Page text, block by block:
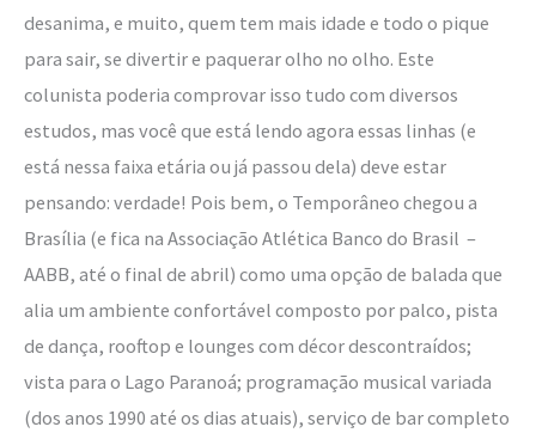
desanima, e muito, quem tem mais idade e todo o pique
para sair, se divertir e paquerar olho no olho. Este
colunista poderia comprovar isso tudo com diversos
estudos, mas você que está lendo agora essas linhas (e
está nessa faixa etária ou já passou dela) deve estar
pensando: verdade! Pois bem, o Temporâneo chegou a
Brasília (e fica na Associação Atlética Banco do Brasil –
AABB, até o final de abril) como uma opção de balada que
alia um ambiente confortável composto por palco, pista
de dança, rooftop e lounges com décor descontraídos;
vista para o Lago Paranoá; programação musical variada
(dos anos 1990 até os dias atuais), serviço de bar completo